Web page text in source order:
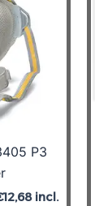
P3
12,68incl.